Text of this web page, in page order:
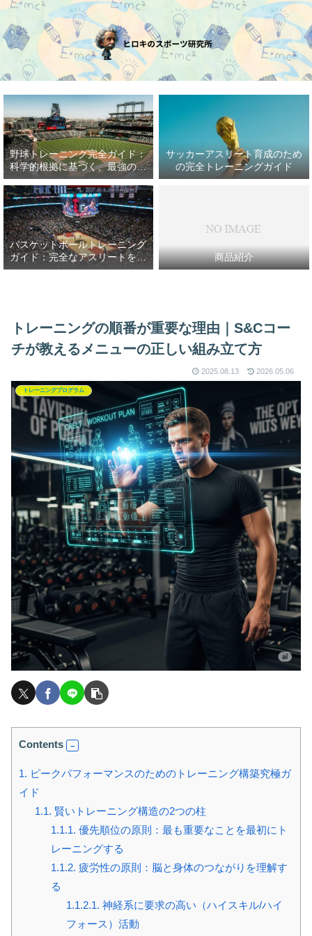
野球トレーニング完全ガイド：
科学的根拠に基づく、最強の野
球アスリート育成プラン
サッカーアスリート育成のため
の完全トレーニングガイド
バスケットボールトレーニング
ガイド：完全なアスリートを目
指して
商品紹介
トレーニングの順番が重要な理由｜S&Cコー
チが教えるメニューの正しい組み立て方
2025.08.13 2026.05.06
トレーニングプログラム
Contents
1. ピークパフォーマンスのためのトレーニング構築究極ガ
イド
1.1. 賢いトレーニング構造の2つの柱
1.1.1. 優先順位の原則：最も重要なことを最初にト
レーニングする
1.1.2. 疲労性の原則：脳と身体のつながりを理解す
る
1.1.2.1. 神経系に要求の高い（ハイスキル/ハイ
フォース）活動